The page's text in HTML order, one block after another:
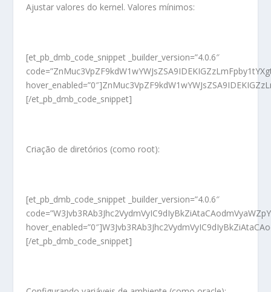
Ajustar valores do kernel. Valores mínimos:
[et_pb_dmb_code_snippet _builder_version=”4.0.6″
[/et_pb_dmb_code_snippet]
Criação de diretórios (como root):
[et_pb_dmb_code_snippet _builder_version=”4.0.6″
[/et_pb_dmb_code_snippet]